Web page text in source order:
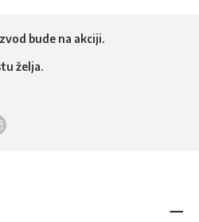
bude na akciji.
želja.